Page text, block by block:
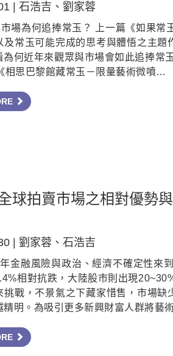
| 石浩吉、劉家蓉
場為何追捧常玉？ 上一篇《如果常
及常玉可能完成的思考與體悟之主
為何近年來觀眾與市場會如此追捧常
相思巴黎館藏常玉－限量藝術微噴…
球拍賣市場之相對優勢
| 劉家蓉、石浩吉
金融風險與政治、經濟不確定性來
相對抗跌，大陸股市則出現
挑戰，不景氣之下藏家惜售，市場
精明。為吸引更多新興財富人群將藝